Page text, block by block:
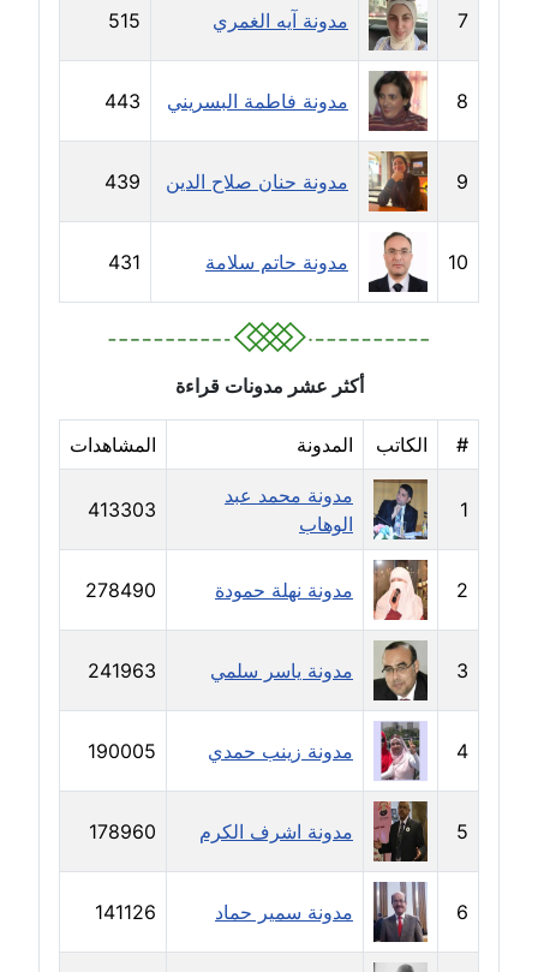
مدونة غادة سيد
عاملة
مدونة غازي جابر
عاملة
مدونة فاطمة البسريني
عاملة
مدونة فاطمة الزهراء بناني
مدونة فاطمة حجازي
عاملة
مدونة فيرا زولوتاريفا
عاملة
مدونة فيروز القطلبي
عاملة
مدونة كريمان سالم
عاملة
مدونة كنوز صلاح
موقوف
مدونة كيندا فائز
عاملة
مدونة ليلى سرحان
عاملة
7 مدونة آيه الغمري 515
8 مدونة فاطمة البسريني 443
9 مدونة حنان صلاح الدين 439
10 مدونة حاتم سلامة 431
أكثر عشر مدونات قراءة
# الكاتب المدونة المشاهدات
1
مدونة محمد عبد
الوهاب
413303
2 مدونة نهلة حمودة 278490
3 مدونة ياسر سلمي 241963
4 مدونة زينب حمدي 190005
5 مدونة اشرف الكرم 178960
6 مدونة سمير حماد 141126